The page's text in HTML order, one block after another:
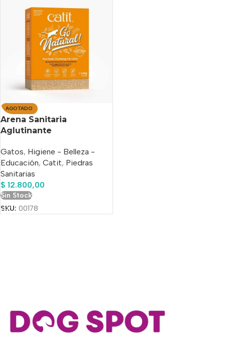
AGOTADO
Arena Sanitaria
Aglutinante
Gatos Catit Go Natural
Aroma Vainilla x 5,6 Kg
Gatos, Higiene - Belleza -
Educación, Catit, Piedras
Sanitarias
$ 12.800,00
Sin Stock
SKU: 00178